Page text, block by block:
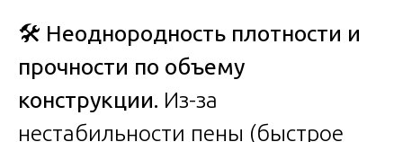
🛠️ Неоднородность плотности и
прочности по объему
конструкции. Из-за
нестабильности пены (быстрое